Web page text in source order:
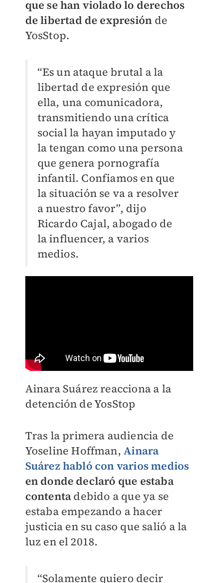
que se han violado lo derechos
de libertad de expresión de
YosStop.
“Es un ataque brutal a la
libertad de expresión que
ella, una comunicadora,
transmitiendo una crítica
social la hayan imputado y
la tengan como una persona
que genera pornografía
infantil. Confiamos en que
la situación se va a resolver
a nuestro favor”, dijo
Ricardo Cajal, abogado de
la influencer, a varios
medios.
Ainara Suárez reacciona a la
detención de YosStop
Tras la primera audiencia de
Yoseline Hoffman,Ainara
Suárez habló con varios medios
en donde declaró que estaba
contenta debido a que ya se
estaba empezando a hacer
justicia en su caso que salió a la
luz en el 2018.
“Solamente quiero decir